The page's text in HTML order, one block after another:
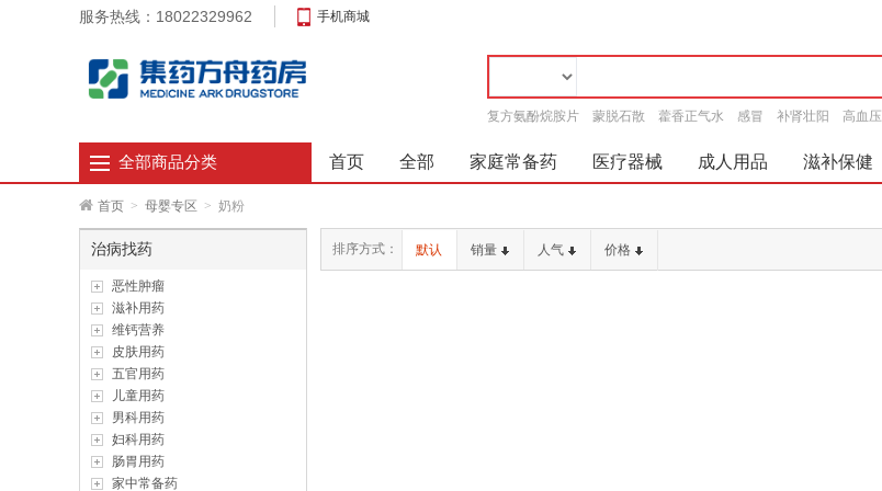
服务热线：18022329962 手机商城
复方氨酚烷胺片 蒙脱石散 藿香正气水 感冒 补肾壮阳 高血压
全部商品分类 首页 全部 家庭常备药 医疗器械 成人用品 滋补保健
首页 > 母婴专区 > 奶粉
治病找药
恶性肿瘤
滋补用药
维钙营养
皮肤用药
五官用药
儿童用药
男科用药
妇科用药
肠胃用药
家中常备药
排序方式： 默认 销量 人气 价格